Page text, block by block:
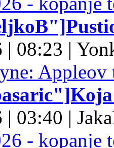
| 08:23 |
| 03:40 |
- kopanje